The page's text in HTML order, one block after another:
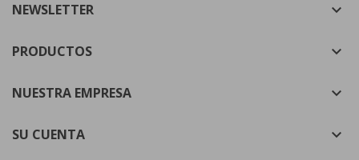
NEWSLETTER 
PRODUCTOS 
NUESTRA EMPRESA 
SU CUENTA 